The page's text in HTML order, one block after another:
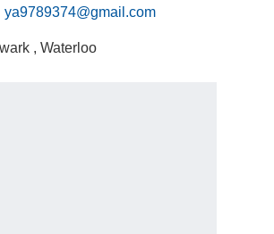
ya9789374@gmail.com
, Waterloo